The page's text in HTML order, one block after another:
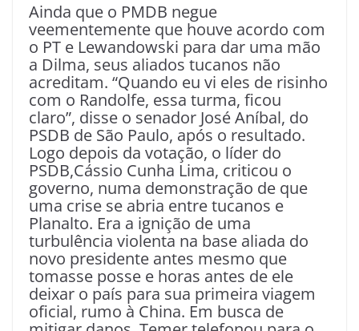
Ainda que o PMDB negue
veementemente que houve acordo com
o PT e Lewandowski para dar uma mão
a Dilma, seus aliados tucanos não
acreditam. “Quando eu vi eles de risinho
com o Randolfe, essa turma, ficou
claro”, disse o senador José Aníbal, do
PSDB de São Paulo, após o resultado.
Logo depois da votação, o líder do
PSDB,Cássio Cunha Lima, criticou o
governo, numa demonstração de que
uma crise se abria entre tucanos e
Planalto. Era a ignição de uma
turbulência violenta na base aliada do
novo presidente antes mesmo que
tomasse posse e horas antes de ele
deixar o país para sua primeira viagem
oficial, rumo à China. Em busca de